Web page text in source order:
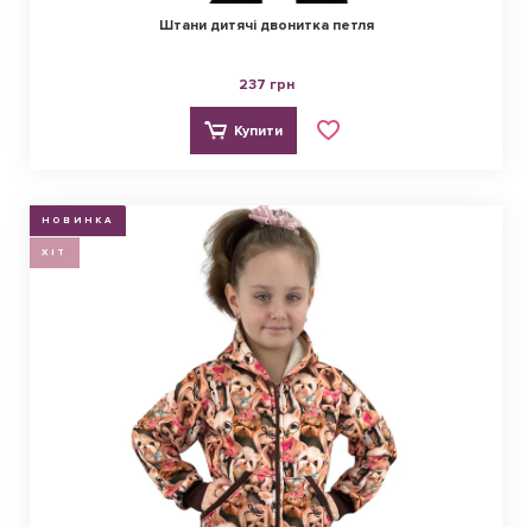
Штани дитячі двонитка петля
237 грн
Купити
НОВИНКА
ХІТ